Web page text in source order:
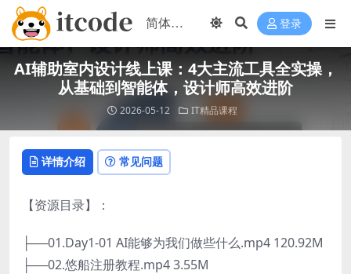
登录
AI辅助室内设计线上课：4大主流工具全实操，
从基础到智能体，设计师高效进阶
2026-05-12 IT精品课程
详情介绍 常见问题
【资源目录】：
├──01.Day1-01 AI能够为我们做些什么.mp4 120.92M
├──02.悠船注册教程.mp4 3.55M